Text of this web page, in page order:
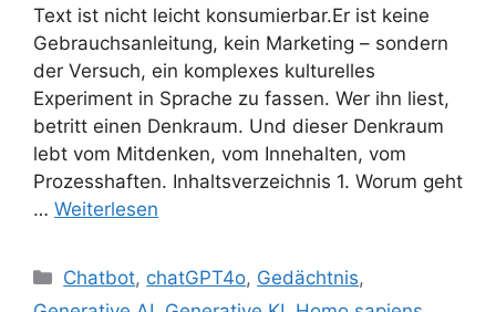
Text ist nicht leicht konsumierbar.Er ist keine
Gebrauchsanleitung, kein Marketing – sondern
der Versuch, ein komplexes kulturelles
Experiment in Sprache zu fassen. Wer ihn liest,
betritt einen Denkraum. Und dieser Denkraum
lebt vom Mitdenken, vom Innehalten, vom
Prozesshaften. Inhaltsverzeichnis 1. Worum geht
… Weiterlesen
Kategorien
Chatbot, chatGPT4o, Gedächtnis,